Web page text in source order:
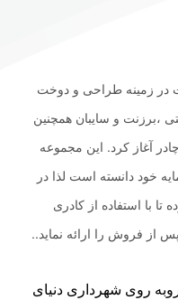
در زمینه طراحی و دوخت
،برزنت و سایبان همچنین
آغاز کرد. این مجموعه
خود دانسته است لذا در
با استفاده از کادری
از فروش را ارائه نماید..
روی شهرداری دنیای